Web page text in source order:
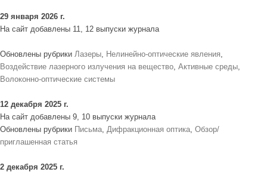
29 января 2026 г.
На сайт добавлены 11, 12 выпуски журнала
Обновлены рубрики Лазеры, Нелинейно-оптические явления,
Воздействие лазерного излучения на вещество, Активные среды,
Волоконно-оптические системы
12 декабря 2025 г.
На сайт добавлены 9, 10 выпуски журнала
Обновлены рубрики Письма, Дифракционная оптика, Обзор/
приглашенная статья
2 декабря 2025 г.